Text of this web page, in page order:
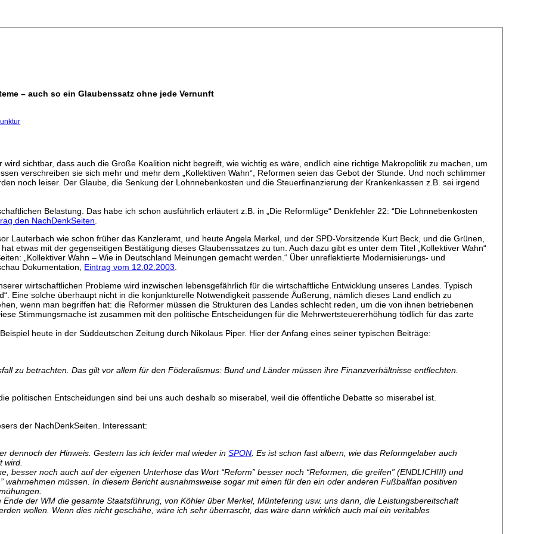
– auch so ein Glaubenssatz ohne jede Vernunft
sichtbar, dass auch die Große Koalition nicht begreift, wie wichtig es wäre, endlich eine richtige Makropolitik zu machen, um
verschreiben sie sich mehr und mehr dem „Kollektiven Wahn“, Reformen seien das Gebot der Stunde. Und noch schlimmer
noch leiser. Der Glaube, die Senkung der Lohnnebenkosten und die Steuerfinanzierung der Krankenkassen z.B. sei irgend
Belastung. Das habe ich schon ausführlich erläutert z.B. in „Die Reformlüge“ Denkfehler 22: “Die Lohnnebenkosten
den NachDenkSeiten
Lauterbach wie schon früher das Kanzleramt, und heute Angela Merkel, und der SPD-Vorsitzende Kurt Beck, und die Grünen,
etwas mit der gegenseitigen Bestätigung dieses Glaubenssatzes zu tun. Auch dazu gibt es unter dem Titel „Kollektiver Wahn“
„Kollektiver Wahn – Wie in Deutschland Meinungen gemacht werden.“ Über unreflektierte Modernisierungs- und
Dokumentation, Eintrag vom 12.02.2003
wirtschaftlichen Probleme wird inzwischen lebensgefährlich für die wirtschaftliche Entwicklung unseres Landes. Typisch
Eine solche überhaupt nicht in die konjunkturelle Notwendigkeit passende Äußerung, nämlich dieses Land endlich zu
wenn man begriffen hat: die Reformer müssen die Strukturen des Landes schlecht reden, um die von ihnen betriebenen
Stimmungsmache ist zusammen mit den politische Entscheidungen für die Mehrwertsteuererhöhung tödlich für das zarte
heute in der Süddeutschen Zeitung durch Nikolaus Piper. Hier der Anfang eines seiner typischen Beiträge:
zu betrachten. Das gilt vor allem für den Föderalismus: Bund und Länder müssen ihre Finanzverhältnisse entflechten.
politischen Entscheidungen sind bei uns auch deshalb so miserabel, weil die öffentliche Debatte so miserabel ist.
der NachDenkSeiten. Interessant:
dennoch der Hinweis. Gestern las ich leider mal wieder inSPON . Es ist schon fast albern, wie das Reformgelaber auch
wird.
besser noch auch auf der eigenen Unterhose das Wort “Reform” besser noch “Reformen, die greifen” (ENDLICH!!!) und
wahrnehmen müssen. In diesem Bericht ausnahmsweise sogar mit einen für den ein oder anderen Fußballfan positiven
der WM die gesamte Staatsführung, von Köhler über Merkel, Müntefering usw. uns dann, die Leistungsbereitschaft
wollen. Wenn dies nicht geschähe, wäre ich sehr überrascht, das wäre dann wirklich auch mal ein veritables